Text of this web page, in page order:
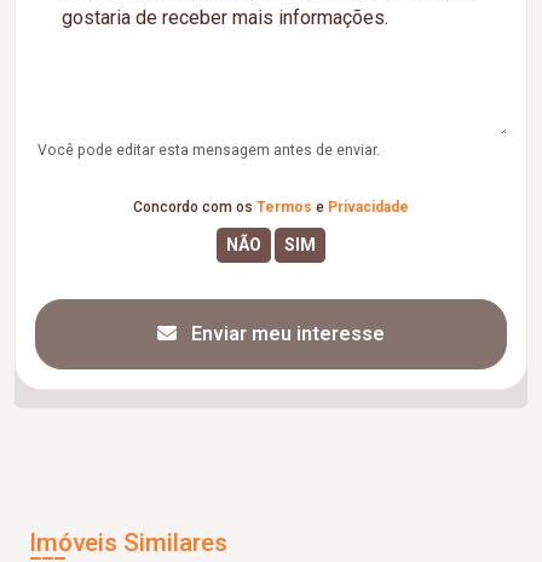
Você pode editar esta mensagem antes de enviar.
Concordo com os Termos e Privacidade
Enviar meu interesse
Imóveis Similares